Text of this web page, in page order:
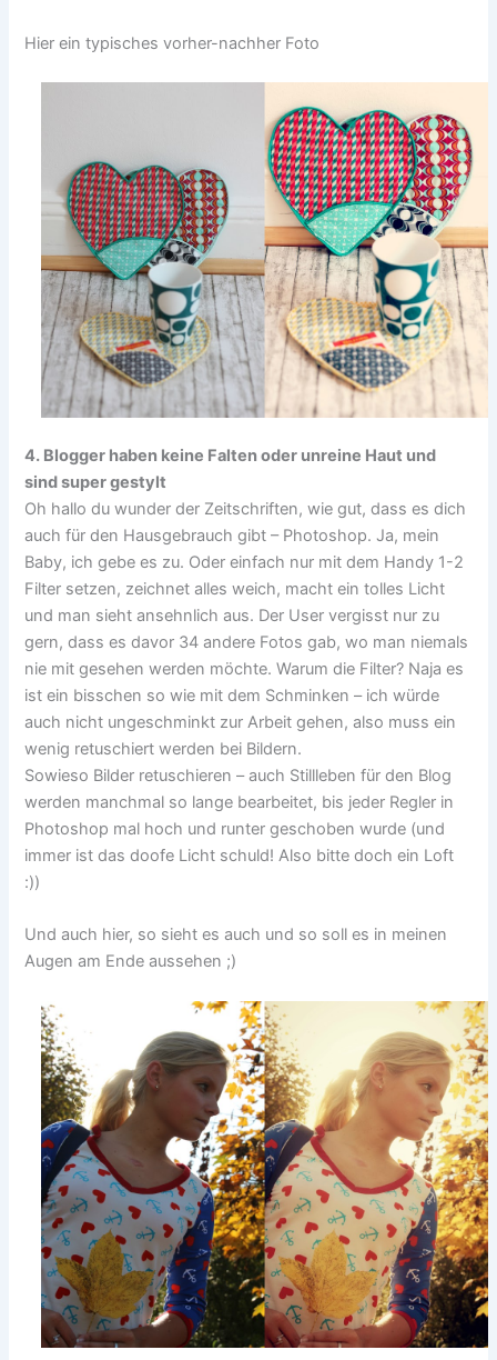
Hier ein typisches vorher-nachher Foto
4. Blogger haben keine Falten oder unreine Haut und
sind super gestylt
Oh hallo du wunder der Zeitschriften, wie gut, dass es dich
auch für den Hausgebrauch gibt – Photoshop. Ja, mein
Baby, ich gebe es zu. Oder einfach nur mit dem Handy 1-2
Filter setzen, zeichnet alles weich, macht ein tolles Licht
und man sieht ansehnlich aus. Der User vergisst nur zu
gern, dass es davor 34 andere Fotos gab, wo man niemals
nie mit gesehen werden möchte. Warum die Filter? Naja es
ist ein bisschen so wie mit dem Schminken – ich würde
auch nicht ungeschminkt zur Arbeit gehen, also muss ein
wenig retuschiert werden bei Bildern.
Sowieso Bilder retuschieren – auch Stillleben für den Blog
werden manchmal so lange bearbeitet, bis jeder Regler in
Photoshop mal hoch und runter geschoben wurde (und
immer ist das doofe Licht schuld! Also bitte doch ein Loft
:))
Und auch hier, so sieht es auch und so soll es in meinen
Augen am Ende aussehen ;)